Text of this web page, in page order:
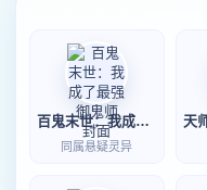
百鬼末世：我成了最强御鬼师
同属悬疑灵异